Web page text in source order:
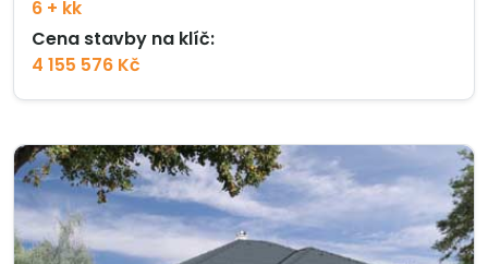
6 + kk
Cena stavby na klíč:
4 155 576 Kč